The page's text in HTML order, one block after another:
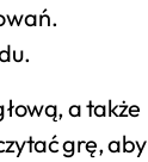
a także
grę, aby